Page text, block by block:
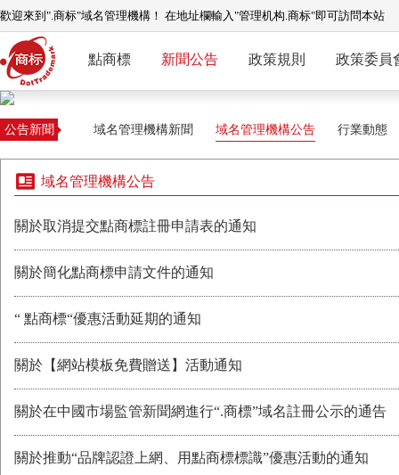
歡迎來到".商标"域名管理機構！ 在地址欄輸入"管理机构.商标"即可訪問本站
點商標 新聞公告 政策規則 政策委員
公告新聞 域名管理機構新聞 域名管理機構公告 行業動態
域名管理機構公告
關於取消提交點商標註冊申請表的通知
關於簡化點商標申請文件的通知
“ 點商標“優惠活動延期的通知
關於【網站模板免費贈送】活動通知
關於在中國市場監管新聞網進行“.商標”域名註冊公示的通告
關於推動“品牌認證上網、用點商標標識”優惠活動的通知